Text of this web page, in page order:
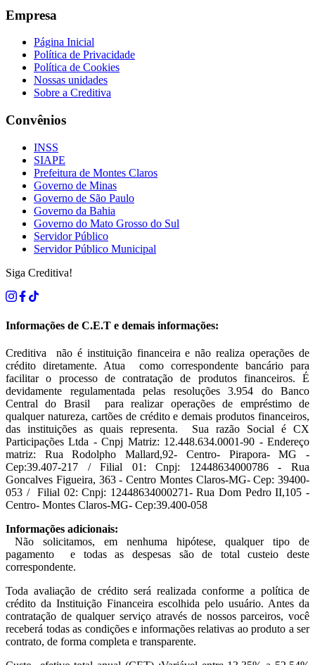
Empresa
Página Inicial
Política de Privacidade
Política de Cookies
Nossas unidades
Sobre a Creditiva
Convênios
INSS
SIAPE
Prefeitura de Montes Claros
Governo de Minas
Governo de São Paulo
Governo da Bahia
Governo do Mato Grosso do Sul
Servidor Público
Servidor Público Municipal
Siga Creditiva!
Informações de C.E.T e demais informações:
Creditiva não é instituição financeira e não realiza operações de
crédito diretamente. Atua como correspondente bancário para
facilitar o processo de contratação de produtos financeiros. É
devidamente regulamentada pelas resoluções 3.954 do Banco
Central do Brasil para realizar operações de empréstimo de
qualquer natureza, cartões de crédito e demais produtos financeiros,
das instituições as quais representa. Sua razão Social é CX
Participações Ltda - Cnpj Matriz: 12.448.634.0001-90 - Endereço
matriz: Rua Rodolpho Mallard,92- Centro- Pirapora- MG -
Cep:39.407-217 / Filial 01: Cnpj: 12448634000786 - Rua
Goncalves Figueira, 363 - Centro Montes Claros-MG- Cep: 39400-
053 / Filial 02: Cnpj: 12448634000271- Rua Dom Pedro II,105 -
Centro- Montes Claros-MG- Cep:39.400-058
Informações adicionais:
Não solicitamos, em nenhuma hipótese, qualquer tipo de
pagamento e todas as despesas são de total custeio deste
correspondente.
Toda avaliação de crédito será realizada conforme a política de
crédito da Instituição Financeira escolhida pelo usuário. Antes da
contratação de qualquer serviço através de nossos parceiros, você
receberá todas as condições e informações relativas ao produto a ser
contrato, de forma completa e transparente.